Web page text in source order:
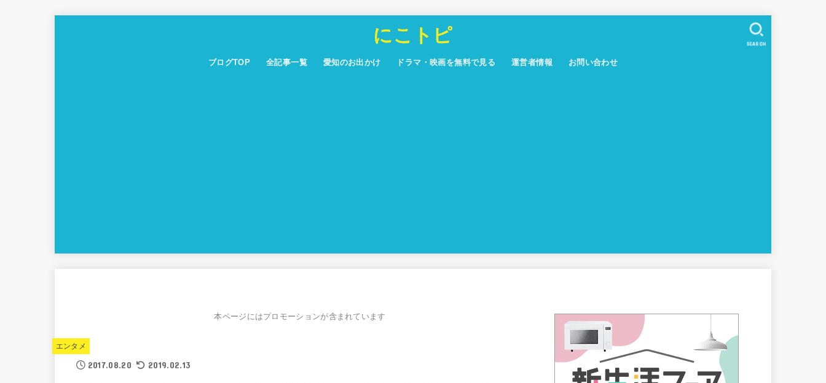
にこトピ
ブログTOP 全記事一覧 愛知のお出かけ ドラマ・映画を無料で見る 運営者情報 お問い合わせ
SEARCH
本ページにはプロモーションが含まれています
エンタメ
2017.08.20 2019.02.13